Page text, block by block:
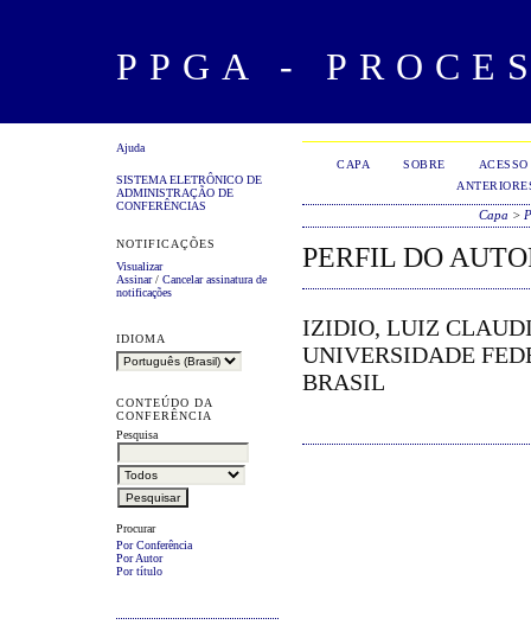
PPGA -
Ajuda
SISTEMA ELETRÔNICO DE
ADMINISTRAÇÃO DE
CONFERÊNCIAS
NOTIFICAÇÕES
Visualizar
Assinar/ Cancelar assinatura de
notificações
IDIOMA
CONTEÚDO DA
CONFERÊNCIA
Pesquisa
Procurar
Por Conferência
Por Autor
Por título
CAPA SOBRE
ACESSO
Capa >
PERFIL DO
IZIDIO, LUIZ
UNIVERSIDADE
BRASIL